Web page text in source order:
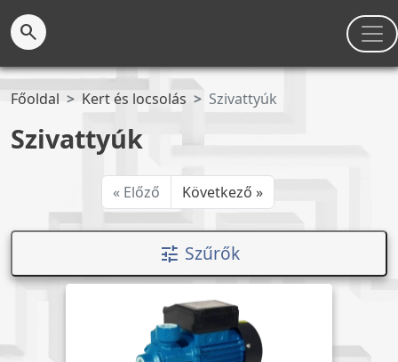
search
Főoldal Kert és locsolás Szivattyúk
Szivattyúk
« Előző Következő »
tune Szűrők